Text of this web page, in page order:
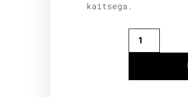
kaitsega.